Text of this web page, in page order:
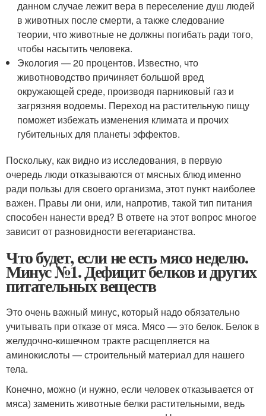
данном случае лежит вера в переселение душ людей
в животных после смерти, а также следование
теории, что животные не должны погибать ради того,
чтобы насытить человека.
Экология — 20 процентов. Известно, что
животноводство причиняет большой вред
окружающей среде, производя парниковый газ и
загрязняя водоемы. Переход на растительную пищу
поможет избежать изменения климата и прочих
губительных для планеты эффектов.
Поскольку, как видно из исследования, в первую
очередь люди отказываются от мясных блюд именно
ради пользы для своего организма, этот пункт наиболее
важен. Правы ли они, или, напротив, такой тип питания
способен нанести вред? В ответе на этот вопрос многое
зависит от разновидности вегетарианства.
Что будет, если не есть мясо неделю.
Минус №1. Дефицит белков и других
питательных веществ
Это очень важный минус, который надо обязательно
учитывать при отказе от мяса. Мясо — это белок. Белок в
желудочно-кишечном тракте расщепляется на
аминокислоты — строительный материал для нашего
тела.
Конечно, можно (и нужно, если человек отказывается от
мяса) заменить животные белки растительными, ведь